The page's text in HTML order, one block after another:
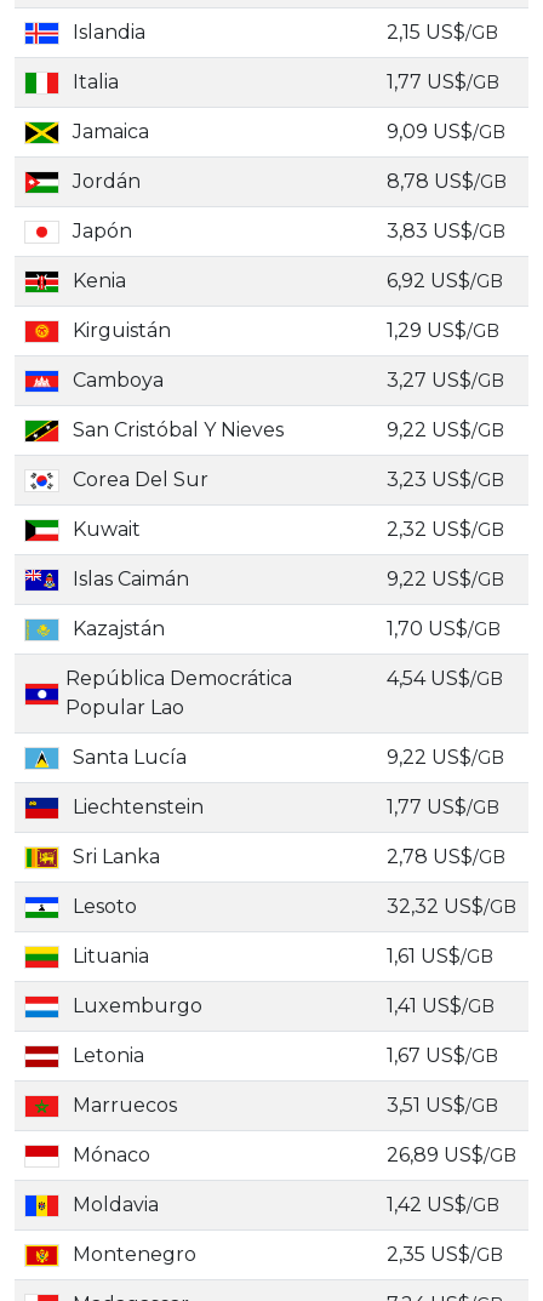
Islandia 2,15 US$/GB
Italia 1,77 US$/GB
Jamaica 9,09 US$/GB
Jordán 8,78 US$/GB
Japón 3,83 US$/GB
Kenia 6,92 US$/GB
Kirguistán 1,29 US$/GB
Camboya 3,27 US$/GB
San Cristóbal Y Nieves 9,22 US$/GB
Corea Del Sur 3,23 US$/GB
Kuwait 2,32 US$/GB
Islas Caimán 9,22 US$/GB
Kazajstán 1,70 US$/GB
República Democrática
Popular Lao
4,54 US$/GB
Santa Lucía 9,22 US$/GB
Liechtenstein 1,77 US$/GB
Sri Lanka 2,78 US$/GB
Lesoto 32,32 US$/GB
Lituania 1,61 US$/GB
Luxemburgo 1,41 US$/GB
Letonia 1,67 US$/GB
Marruecos 3,51 US$/GB
Mónaco 26,89 US$/GB
Moldavia 1,42 US$/GB
Montenegro 2,35 US$/GB